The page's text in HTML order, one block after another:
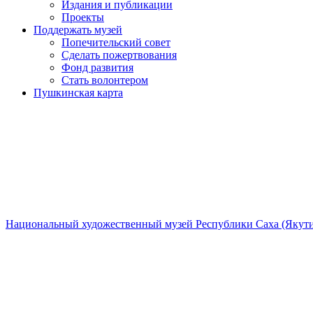
Издания и публикации
Проекты
Поддержать музей
Попечительский совет
Сделать пожертвования
Фонд развития
Стать волонтером
Пушкинская карта
Национальный художественный музей Республики Саха